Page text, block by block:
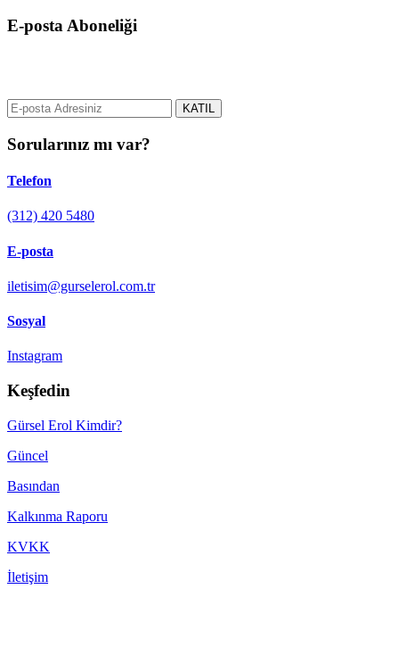
E-posta Aboneliği
KATIL
Sorularınız mı var?
Telefon
(312) 420 5480
E-posta
iletisim@gurselerol.com.tr
Sosyal
Instagram
Keşfedin
Gürsel Erol Kimdir?
Güncel
Basından
Kalkınma Raporu
KVKK
İletişim